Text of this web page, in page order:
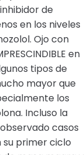
de
en los niveles
Ojo con
en
tipos de
mayor que
los
Incluso la
casos
su primer ciclo